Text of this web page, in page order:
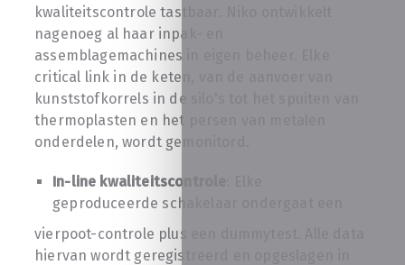
kwaliteitscontrole tastbaar. Niko ontwikkelt
nagenoeg al haar inpak- en
assemblagemachines in eigen beheer. Elke
critical link in de keten, van de aanvoer van
kunststofkorrels in de silo's tot het spuiten van
thermoplasten en het persen van metalen
onderdelen, wordt gemonitord.
In-line kwaliteitscontrole
geproduceerde schakelaar ondergaat een
vierpoot-controle plus een dummytest. Alle data
hiervan wordt geregistreerd en opgeslagen in